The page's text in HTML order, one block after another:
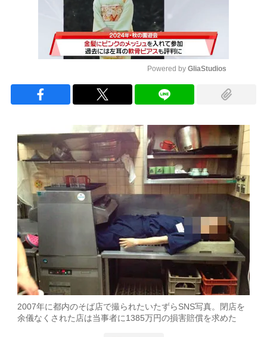
Powered by GliaStudios
2007年に都内のそば店で撮られたいたずらSNS写真。閉店を
余儀なくされた店は当事者に1385万円の損害賠償を求めた